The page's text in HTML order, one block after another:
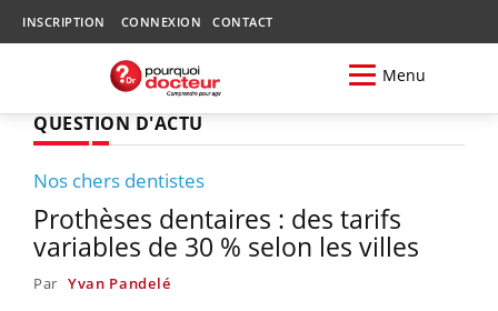
INSCRIPTION CONNEXION CONTACT
Menu
QUESTION D'ACTU
Nos chers dentistes
Prothèses dentaires : des tarifs
variables de 30 % selon les villes
Par Yvan Pandelé